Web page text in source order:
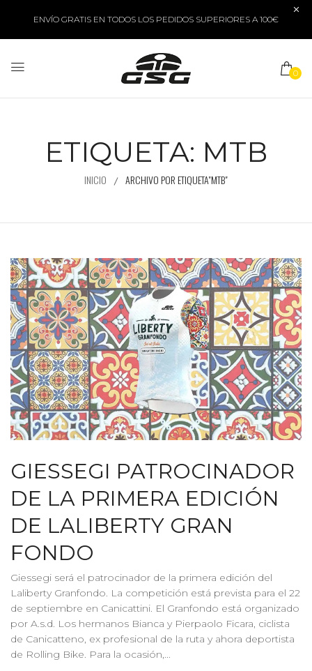
ENVÍO GRATIS EN TODOS LOS PEDIDOS SUPERIORES A 100€
0
ETIQUETA: MTB
INICIO ARCHIVO POR ETIQUETA"MTB"
GIESSEGI PATROCINADOR
DE LA PRIMERA EDICIÓN
DE LALIBERTY GRAN
FONDO
Giessegi será el patrocinador de la primera edición del
Laliberty Granfondo. La competición está prevista para el 22
de septiembre en Canicattini. El Granfondo está organizado
por A.s.d. Los hermanos Bianca y Pierpaolo Ficara, ciclista
de Canicatteno, ex profesional de la ruta y ahora deportista
de Rolling Bike. Para la ocasión,...